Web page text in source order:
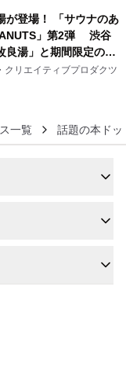
が登場！ 「サウナのあ
」第2弾 渋谷
良湯」と期間限定のコ
サウナイキタイコラ
定！
クリエイティブプロダクツ
一覧 話題の本ドッ